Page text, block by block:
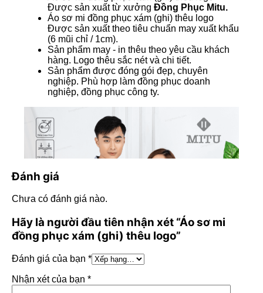
Được sản xuất từ xưởng Đồng Phục Mitu.
Áo sơ mi đồng phục xám (ghi) thêu logo
Được sản xuất theo tiêu chuẩn may xuất khẩu
(6 mũi chỉ / 1cm).
Sản phẩm may - in thêu theo yêu cầu khách
hàng. Logo thêu sắc nét và chi tiết.
Sản phẩm được đóng gói đẹp, chuyên
nghiệp. Phù hợp làm đồng phục doanh
nghiệp, đồng phục công ty.
Đánh giá
Chưa có đánh giá nào.
Hãy là người đầu tiên nhận xét “Áo sơ mi
đồng phục xám (ghi) thêu logo”
Đánh giá của bạn *
Nhận xét của bạn *